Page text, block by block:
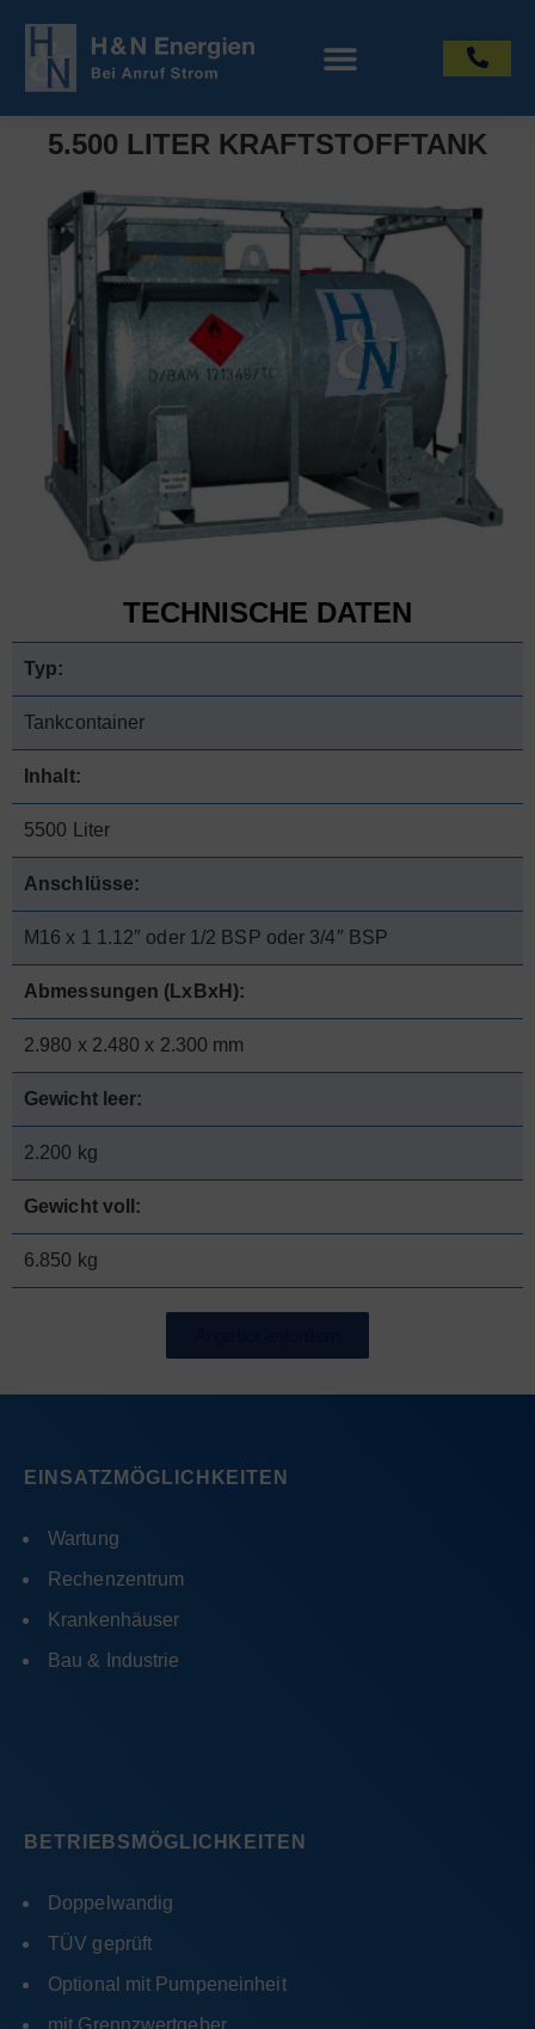
5.500 LITER KRAFTSTOFFTANK
TECHNISCHE DATEN
Typ:
Tankcontainer
Inhalt:
5500 Liter
Anschlüsse:
M16 x 1 1.12″ oder 1/2 BSP oder 3/4″ BSP
Abmessungen (LxBxH):
2.980 x 2.480 x 2.300 mm
Gewicht leer:
2.200 kg
Gewicht voll:
6.850 kg
EINSATZMÖGLICHKEITEN
Wartung
Rechenzentrum
Krankenhäuser
Bau & Industrie
BETRIEBSMÖGLICHKEITEN
Doppelwandig
TÜV geprüft
Optional mit Pumpeneinheit
mit Grennzwertgeber